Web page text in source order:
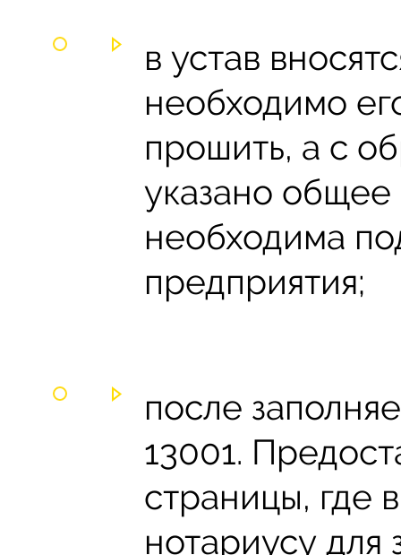
в устав
необходимо
прошить, а с
указано общее
необходима
предприятия;
после
13001.
страницы, где
нотариусу для